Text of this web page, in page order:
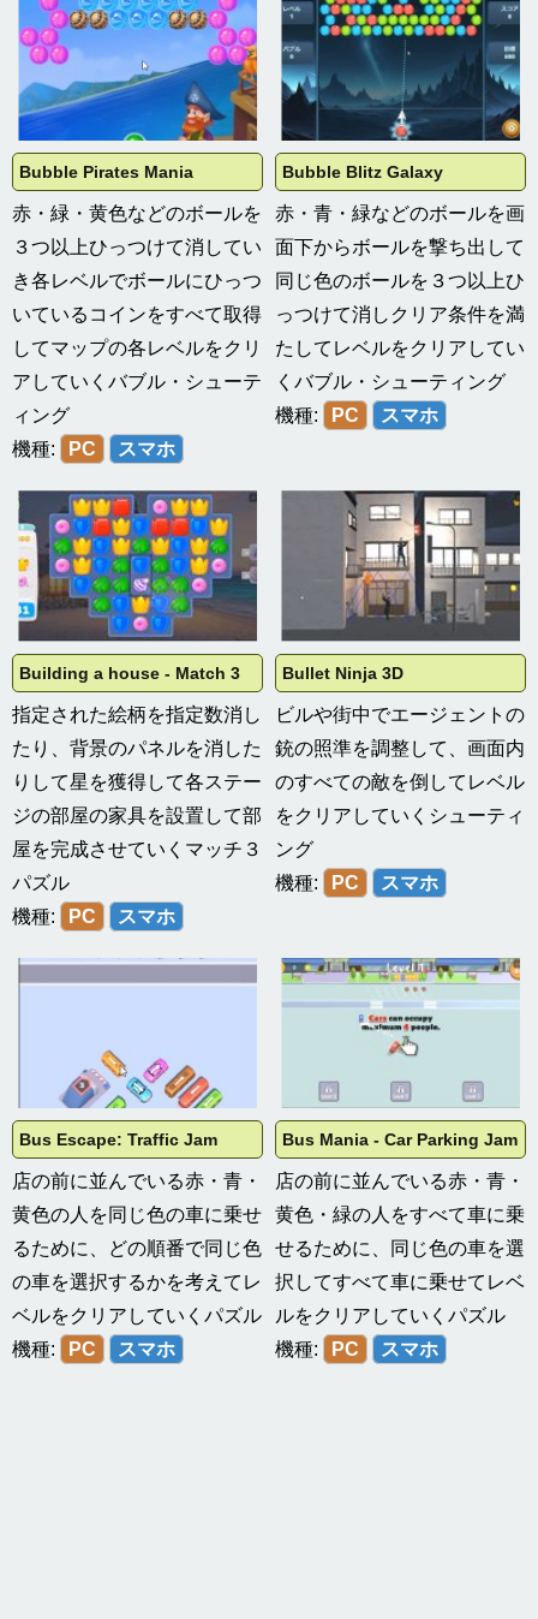
Bubble Pirates Mania
赤・緑・黄色などのボールを
３つ以上ひっつけて消してい
き各レベルでボールにひっつ
いているコインをすべて取得
してマップの各レベルをクリ
アしていくバブル・シューテ
ィング
機種:
PC スマホ
Bubble Blitz Galaxy
赤・青・緑などのボールを画
面下からボールを撃ち出して
同じ色のボールを３つ以上ひ
っつけて消しクリア条件を満
たしてレベルをクリアしてい
くバブル・シューティング
機種:
PC スマホ
Building a house - Match 3
指定された絵柄を指定数消し
たり、背景のパネルを消した
りして星を獲得して各ステー
ジの部屋の家具を設置して部
屋を完成させていくマッチ３
パズル
機種:
PC スマホ
Bullet Ninja 3D
ビルや街中でエージェントの
銃の照準を調整して、画面内
のすべての敵を倒してレベル
をクリアしていくシューティ
ング
機種:
PC スマホ
Bus Escape: Traffic Jam
店の前に並んでいる赤・青・
黄色の人を同じ色の車に乗せ
るために、どの順番で同じ色
の車を選択するかを考えてレ
ベルをクリアしていくパズル
機種:
PC スマホ
Bus Mania - Car Parking Jam
店の前に並んでいる赤・青・
黄色・緑の人をすべて車に乗
せるために、同じ色の車を選
択してすべて車に乗せてレベ
ルをクリアしていくパズル
機種:
PC スマホ